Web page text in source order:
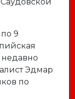
9
недавно
Эдмар
по